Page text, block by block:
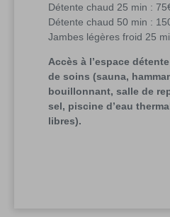
Détente chaud 25 min :
Détente chaud 50 min :
Jambes légères froid 25
Accès à l’espace
de soins (sauna,
bouillonnant, salle de
sel, piscine d’eau
libres).